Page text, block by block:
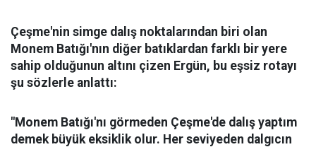
Çeşme'nin simge dalış noktalarından biri olan
Monem Batığı'nın diğer batıklardan farklı bir yere
sahip olduğunun altını çizen Ergün, bu eşsiz rotayı
şu sözlerle anlattı:
"Monem Batığı'nı görmeden Çeşme'de dalış yaptım
demek büyük eksiklik olur. Her seviyeden dalgıcın